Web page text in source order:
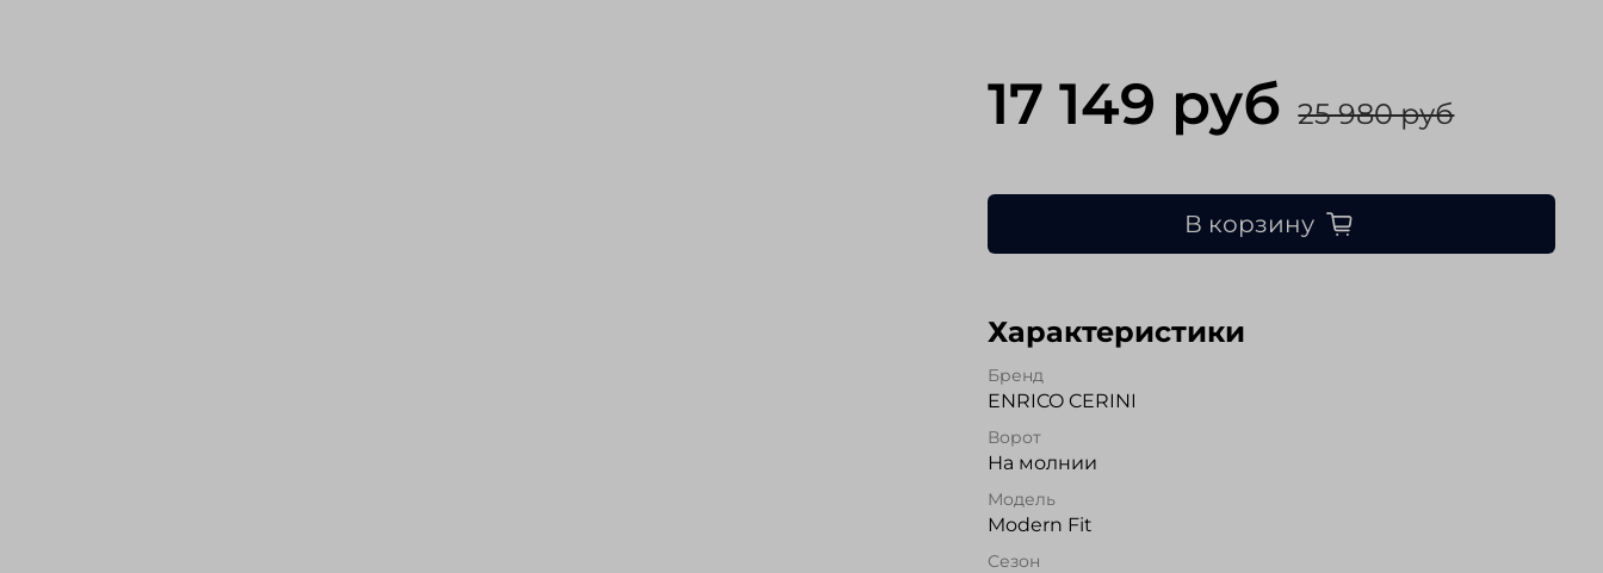
17 149 руб 25 980 руб
В корзину
Характеристики
Бренд
ENRICO CERINI
Ворот
На молнии
Модель
Modern Fit
Сезон